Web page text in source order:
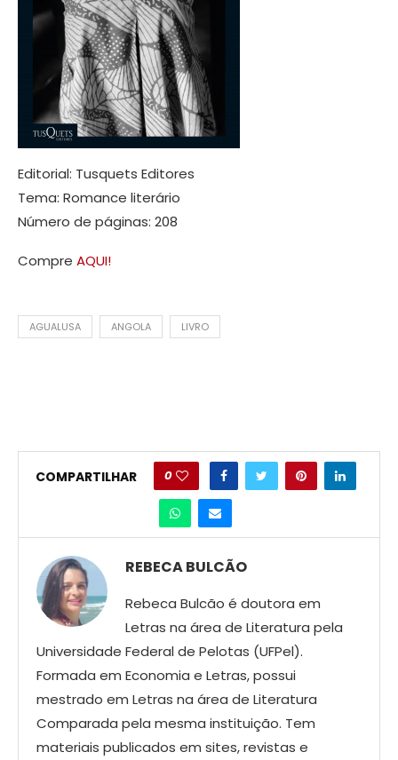
Editorial: Tusquets Editores
Tema: Romance literário
Número de páginas: 208
Compre AQUI!
AGUALUSA ANGOLA LIVRO
COMPARTILHAR 0
REBECA BULCÃO
Rebeca Bulcão é doutora em
Letras na área de Literatura pela
Universidade Federal de Pelotas (UFPel).
Formada em Economia e Letras, possui
mestrado em Letras na área de Literatura
Comparada pela mesma instituição. Tem
materiais publicados em sites, revistas e